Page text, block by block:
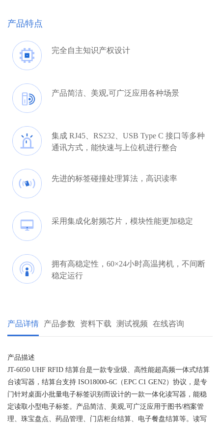
产品特点
完全自主知识产权设计
产品简洁、美观,可广泛应用各种场景
集成 RJ45、RS232、USB Type C 接口等多种
通讯方式，能快速与上位机进行整合
先进的标签碰撞处理算法，高识读率
采用集成化射频芯片，模块性能更加稳定
拥有高稳定性，60×24小时高温拷机，不间断
稳定运行
产品详情 产品参数 资料下载 测试视频 在线咨询
产品描述
JT-6050 UHF RFID 结算台是一款专业级、高性能超高频一体式结算
台读写器，结算台支持 ISO18000-6C（EPC C1 GEN2）协议，是专
门针对桌面小批量电子标签识别而设计的一款一体化读写器，能稳
定读取小型电子标签。产品简洁、美观,可广泛应用于图书/档案管
理、珠宝盘点、药品管理、门店柜台结算、电子餐盘结算等。读写